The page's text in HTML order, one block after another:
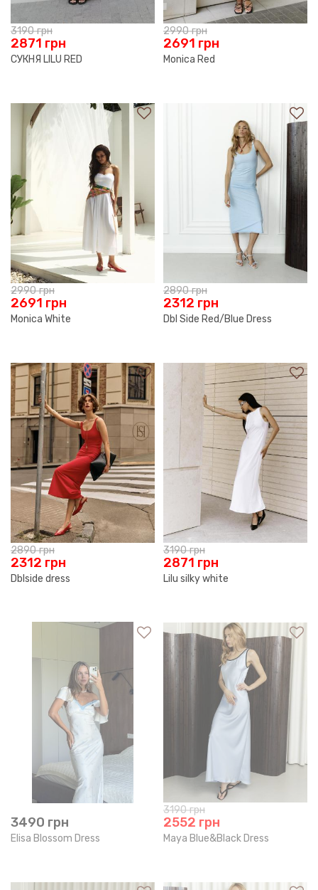
3190грн
2871 грн
СУКНЯ LILU RED
2990грн
2691 грн
Monica Red
2990грн
2691 грн
Monica White
2890грн
2312 грн
Dbl Side Red/Blue Dress
2890грн
2312 грн
Dblside dress
3190грн
2871 грн
Lilu silky white
3490 грн
Elisa Blossom Dress
3190грн
2552 грн
Maya Blue&Black Dress